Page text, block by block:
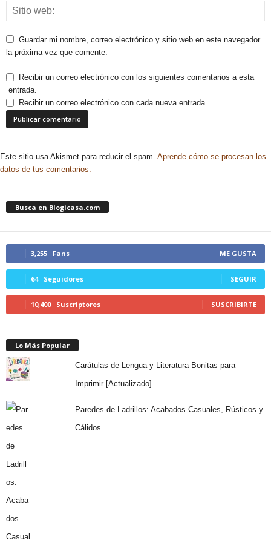
Guardar mi nombre, correo electrónico y sitio web en este navegador
la próxima vez que comente.
Recibir un correo electrónico con los siguientes comentarios a esta
entrada.
Recibir un correo electrónico con cada nueva entrada.
Este sitio usa Akismet para reducir el spam. Aprende cómo se procesan los
datos de tus comentarios.
Busca en Blogicasa.com
3,255 Fans ME GUSTA
64 Seguidores SEGUIR
10,400 Suscriptores SUSCRIBIRTE
Lo Más Popular
Carátulas de Lengua y Literatura Bonitas para
Imprimir [Actualizado]
Paredes de Ladrillos: Acabados Casuales, Rústicos y
Cálidos